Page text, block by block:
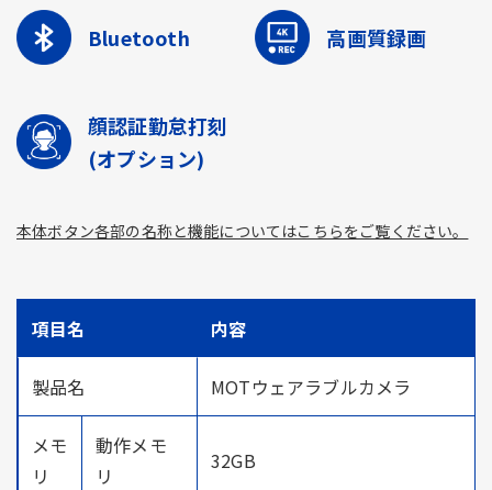
Bluetooth 高画質録画
顔認証勤怠打刻
(オプション)
本体ボタン各部の名称と機能についてはこちらをご覧ください。
項目名 内容
製品名 MOTウェアラブルカメラ
メモ
リ
動作メモ
リ
32GB